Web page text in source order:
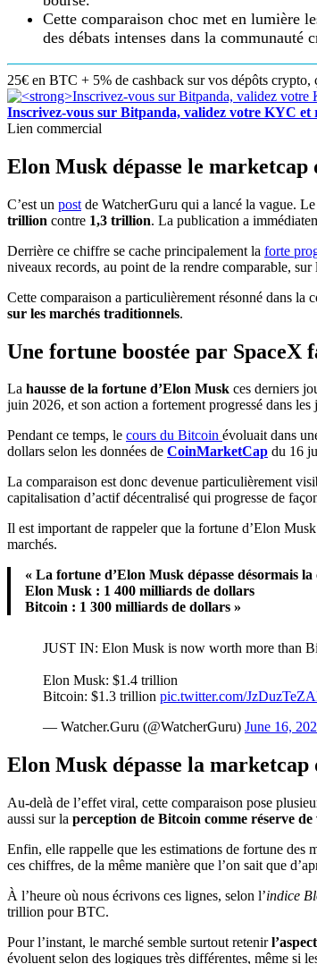
Cette comparaison choc met en lumière
des débats intenses dans la communauté
25€ en BTC + 5% de cashback sur vos dépôts
Inscrivez-vous sur Bitpanda, validez votre KYC
Lien commercial
Elon Musk dépasse le
C’est un post de WatcherGuru qui a lancé la vague.
trillion contre 1,3 trillion. La publication a
Derrière ce chiffre se cache principalement la forte
niveaux records, au point de la rendre comparable,
Cette comparaison a particulièrement résonné dans la
sur les marchés traditionnels.
Une fortune boostée par
La hausse de la fortune d’Elon Musk ces derniers
juin 2026, et son action a fortement progressé dans les
Pendant ce temps, le cours du Bitcoin évoluait dans
dollars selon les données de CoinMarketCap du 16
La comparaison est donc devenue particulièrement
capitalisation d’actif décentralisé qui progresse de
Il est important de rappeler que la fortune d’Elon
marchés.
« La fortune d’Elon Musk dépasse désormais
Elon Musk : 1 400 milliards de dollars
Bitcoin : 1 300 milliards de dollars »
JUST IN: Elon Musk is now worth more than
Elon Musk: $1.4 trillion
Bitcoin: $1.3 trillion pic.twitter.com/
— Watcher.Guru (@WatcherGuru) June 16,
Elon Musk dépasse la
Au-delà de l’effet viral, cette comparaison pose
aussi sur la perception de Bitcoin comme réserve
Enfin, elle rappelle que les estimations de fortune des
ces chiffres, de la même manière que l’on sait que
À l’heure où nous écrivons ces lignes, selon l’indice
trillion pour BTC.
Pour l’instant, le marché semble surtout retenir
évoluent selon des logiques très différentes, même si